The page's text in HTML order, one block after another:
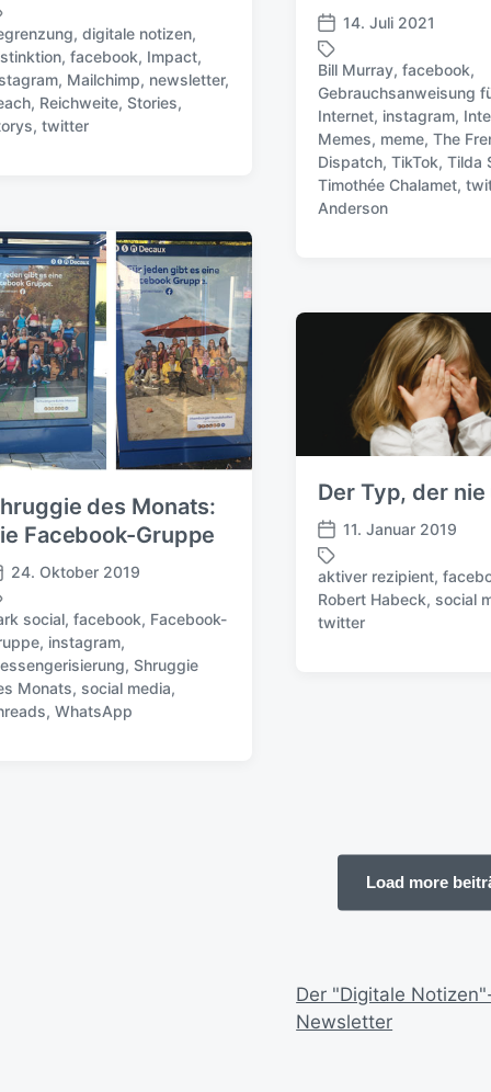
V
e
r
ö
f
f
e
n
t
h
u
m
14. Juli 2021
S
c
h
l
Bill Murray,facebook,
Gebrauchsanweisung
Internet, instagram,
Memes, meme,The
Dispatch,TikTok,Tilda
Timothée Chalamet,
Anderson
,digitale notizen,
,facebook, Impact,
, Mailchimp, newsletter,
, Reichweite,Stories,
,twitter
des Monats:
Facebook-Gruppe
24. Oktober 2019
social,facebook, Facebook-
, instagram,
,Shruggie
Monats,social media,
,WhatsApp
Der Typ, der
V
e
r
ö
f
u
m
11. Januar 2019
S
c
aktiver rezipient,
Robert Habeck,social
twitter
Load more
Der "Digitale
Newsletter